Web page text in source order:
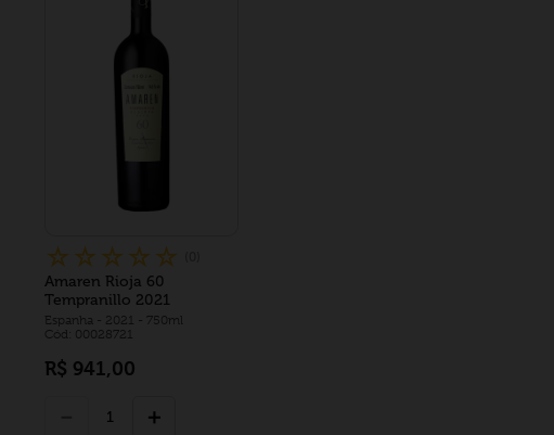
☆ ☆ ☆ ☆ ☆
Amaren Rioja 60
Tempranillo 2021
Espanha - 2021 - 750ml
Cód: 00028721
R$ 941,00
＋